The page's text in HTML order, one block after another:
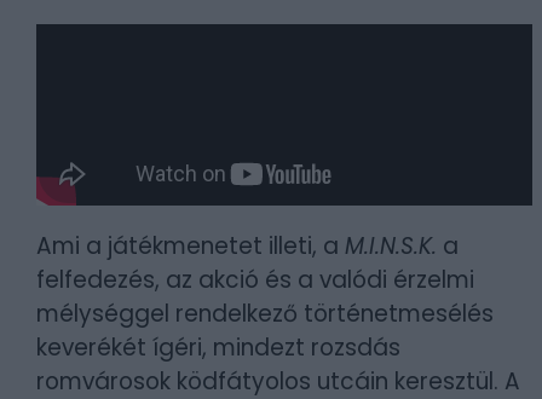
Ami a játékmenetet illeti, a M.I.N.S.K. a
felfedezés, az akció és a valódi érzelmi
mélységgel rendelkező történetmesélés
keverékét ígéri, mindezt rozsdás
romvárosok ködfátyolos utcáin keresztül. A